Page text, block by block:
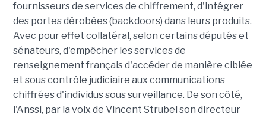
fournisseurs de services de chiffrement, d'intégrer
des portes dérobées (backdoors) dans leurs produits.
Avec pour effet collatéral, selon certains députés et
sénateurs, d'empêcher les services de
renseignement français d'accéder de manière ciblée
et sous contrôle judiciaire aux communications
chiffrées d'individus sous surveillance. De son côté,
l'Anssi, par la voix de Vincent Strubel son directeur